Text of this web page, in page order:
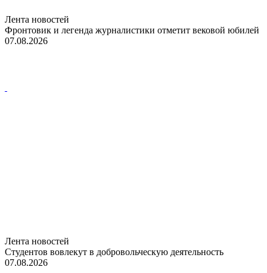
Лента новостей
Фронтовик и легенда журналистики отметит вековой юбилей
07.08.2026
Лента новостей
Студентов вовлекут в добровольческую деятельность
07.08.2026